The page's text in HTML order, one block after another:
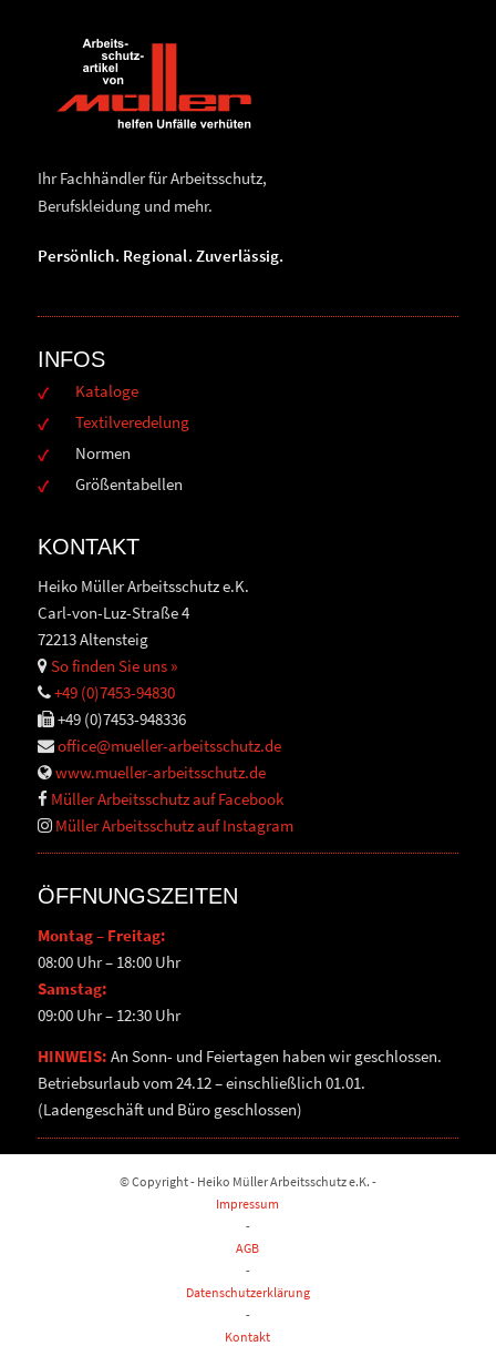
Ihr Fachhändler für Arbeitsschutz,
Berufskleidung und mehr.
Persönlich. Regional. Zuverlässig.
INFOS
Kataloge
Textilveredelung
Normen
Größentabellen
KONTAKT
Heiko Müller Arbeitsschutz e.K.
Carl-von-Luz-Straße 4
72213 Altensteig
So finden Sie uns »
+49 (0)7453-94830
+49 (0)7453-948336
office@mueller-arbeitsschutz.de
www.mueller-arbeitsschutz.de
Müller Arbeitsschutz auf Facebook
Müller Arbeitsschutz auf Instagram
ÖFFNUNGSZEITEN
Montag – Freitag:
08:00 Uhr – 18:00 Uhr
Samstag:
09:00 Uhr – 12:30 Uhr
HINWEIS: An Sonn- und Feiertagen haben wir geschlossen.
Betriebsurlaub vom 24.12 – einschließlich 01.01.
(Ladengeschäft und Büro geschlossen)
© Copyright - Heiko Müller Arbeitsschutz e.K. -
Impressum
-
AGB
-
Datenschutzerklärung
-
Kontakt